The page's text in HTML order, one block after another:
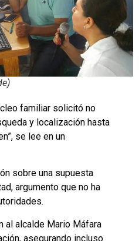
familiar solicitó no
y localización hasta
se lee en un
sobre una supuesta
argumento que no ha
al alcalde Mario Máfara
asegurando incluso